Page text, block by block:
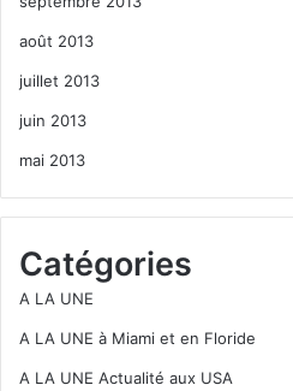
août 2013
juillet 2013
juin 2013
mai 2013
Catégories
A LA UNE
A LA UNE à Miami et en Floride
A LA UNE Actualité aux USA